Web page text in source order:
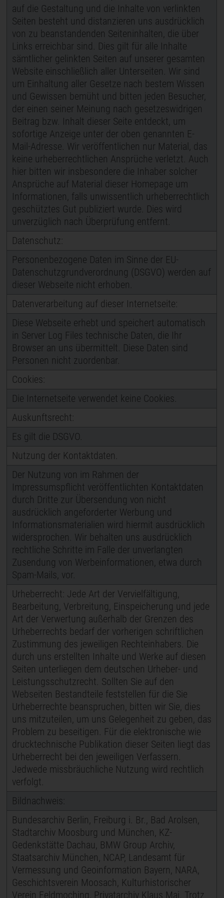
auf die Gestaltung und die Inhalte von verlinkten
Seiten besteht und distanzieren uns ausdrücklich
von zu beanstandenden Seiteninhalten, die über
Links erreichbar sind. Dies gilt für alle Inhalte
sämtlicher gelinkten Seiten auf unserer gesamten
Website einschließlich aller Unterseiten. Wir sind
um Einhaltung aller Gesetze nach bestem Wissen
und Gewissen bemüht und bitten jeden Besucher,
der einen seiner Meinung nach gesetzeswidrigen
Beitrag bzw. Inhalt dieser Seite entdeckt, um
sofortige Anzeige unter der oben genannten E-
Mail-Adresse. Wir veröffentlichen nur Material, das
keine urheberrechtlichen Ansprüche verletzt. Auch
hier bitten wir insbesondere die Inhaber solcher
Ansprüche auf Material dieser Homepage um
Informationen, falls unwissentlich urheberrechtlich
geschütztes Gut publiziert wurde. Dies wird
unverzüglich nach Überprüfung entfernt.
Datenschutz:
Personenbezogene Daten im Sinne der EU-
Datenschutzgrundverordnung (DSGVO) werden auf
dieser Webseite nicht erhoben.
Datenverarbeitung auf dieser Internetseite:
Diese Webseite erhebt und speichert automatisch
in Server Log Files technische Daten, die Ihr
Browser an uns übermittelt. Diese Daten sind
Personen nicht zuordenbar.
Cookies:
Die Internetseite verwendet keine Cookies.
Auskunftsrecht:
Es gilt die DSGVO.
Nutzung der Kontaktdaten.
Der Nutzung von im Rahmen der
Impressumspflicht veröffentlichten Kontaktdaten
durch Dritte zur Übersendung von nicht
ausdrücklich angeforderter Werbung und
Informationsmaterialien wird hiermit ausdrücklich
widersprochen. Wir behalten uns ausdrücklich
rechtliche Schritte im Falle der unverlangten
Zusendung von Werbeinformationen, etwa durch
Spam-Mails, vor.
Urheberrecht: Jede Art der Vervielfältigung,
Bearbeitung, Verbreitung, Einspeicherung und jede
Art der Verwertung außerhalb der Grenzen des
Urheberrechts bedarf der vorherigen schriftlichen
Zustimmung des jeweiligen Rechteinhabers. Die
durch uns erstellten Inhalte und Werke auf diesen
Seiten unterliegen dem deutschen Urheber- und
Leistungsschutzrecht. Sollten Sie auf den
Webseiten Bestandteile feststellen für die Sie
Urheberrechte beanspruchen, bitten wir Sie, dies
uns mitzuteilen, um uns Gelegenheit zu geben, das
Problem zu beseitigen. Für die elektronische wie
drucktechnische Publikation dieser Seiten liegt das
Urheberrecht bei den jeweiligen Verfassern.
Jedwede missbräuchliche Nutzung wird rechtlich
verfolgt.
Bildnachweis:
Bundesarchiv Berlin, Freiburg i. Br., Bad Arolsen,
Stadtarchiv Moosburg und München, KZ-
Gedenkstätte Dachau, BMW Group Archiv,
Staatsarchiv München, NCAP, Landesamt für
Vermessung und Geoinformation Bayern, NARA,
Geschichtsverein Moosach, Kulturhistorischer
Verein Feldmoching, Privatarchiv Klaus Mai. Trotz